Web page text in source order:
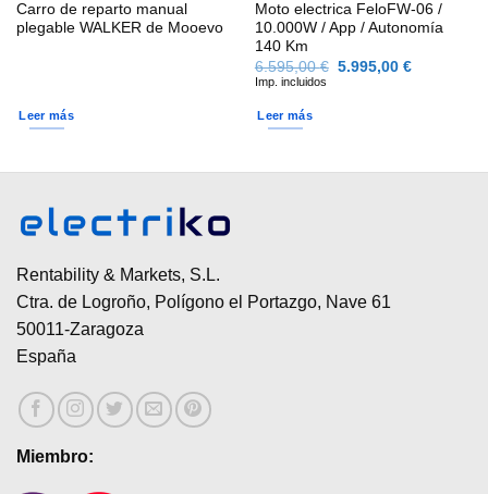
Carro de reparto manual
plegable WALKER de Mooevo
Leer más
Moto electrica FeloFW-06 /
10.000W / App / Autonomía
140 Km
6.595,00€ El
precio
5.995,00 €El
Imp. incluidos
Leer más
Rentability & Markets, S.L.
Ctra. de Logroño, Polígono el Portazgo, Nave 61
50011-Zaragoza
España
Miembro: